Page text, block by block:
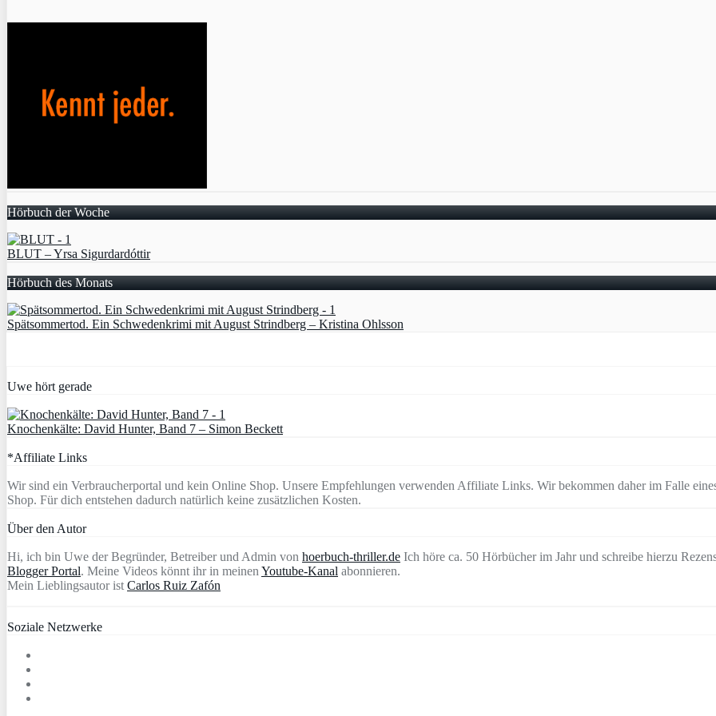
Hörbuch der Woche
BLUT – Yrsa Sigurdardóttir
Hörbuch des Monats
Spätsommertod. Ein Schwedenkrimi mit August Strindberg – Kristina Ohlsson
Uwe hört gerade
Knochenkälte: David Hunter, Band 7 – Simon Beckett
*Affiliate Links
Wir sind ein Verbraucherportal und kein Online Shop. Unsere Empfehlungen verwenden Affiliate Links. Wir bekommen daher im Falle
Shop. Für dich entstehen dadurch natürlich keine zusätzlichen Kosten.
Über den Autor
Hi, ich bin Uwe der Begründer, Betreiber und Admin von hoerbuch-thriller.de Ich höre ca. 50 Hörbücher im Jahr und schreibe hierzu
Blogger Portal. Meine Videos könnt ihr in meinen Youtube-Kanal abonnieren.
Mein Lieblingsautor ist Carlos Ruiz Zafón
Soziale Netzwerke